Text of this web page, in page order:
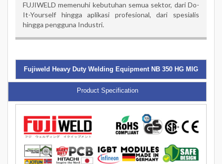
FUJIWELD memenuhi kebutuhan semua sektor, dari Do-
It-Yourself hingga aplikasi profesional, dari spesialis
hingga pengguna Industri.
Fujiweld Heavy Duty Welding Equipment NB 350 HG MIG
Product Specification